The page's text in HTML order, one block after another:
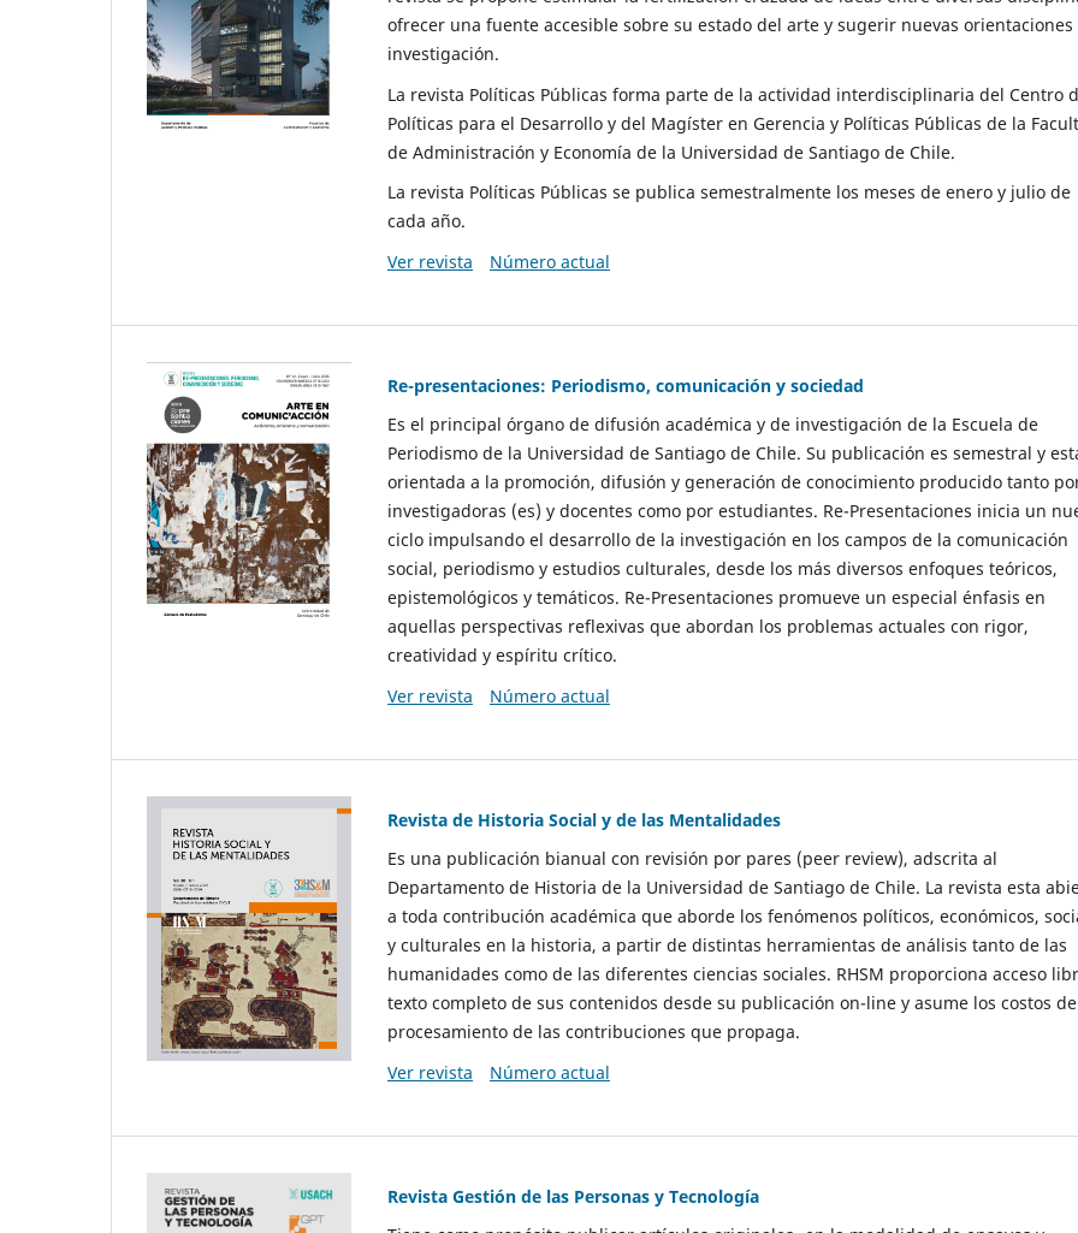
ofrecer una fuente accesible sobre su estado del arte y sugerir nuevas orientaciones
investigación.
La revista Políticas Públicas forma parte de la actividad interdisciplinaria del Centro
Políticas para el Desarrollo y del Magíster en Gerencia y Políticas Públicas de la
de Administración y Economía de la Universidad de Santiago de Chile.
La revista Políticas Públicas se publica semestralmente los meses de enero y julio de
cada año.
Ver revista
Número actual
Re-presentaciones: Periodismo, comunicación y sociedad
Es el principal órgano de difusión académica y de investigación de la Escuela de
Periodismo de la Universidad de Santiago de Chile. Su publicación es semestral y
orientada a la promoción, difusión y generación de conocimiento producido tanto
investigadoras (es) y docentes como por estudiantes. Re-Presentaciones inicia un
ciclo impulsando el desarrollo de la investigación en los campos de la comunicación
social, periodismo y estudios culturales, desde los más diversos enfoques teóricos,
epistemológicos y temáticos. Re-Presentaciones promueve un especial énfasis en
aquellas perspectivas reflexivas que abordan los problemas actuales con rigor,
creatividad y espíritu crítico.
Ver revista
Número actual
Revista de Historia Social y de las Mentalidades
Es una publicación bianual con revisión por pares (peer review), adscrita al
Departamento de Historia de la Universidad de Santiago de Chile. La revista esta
a toda contribución académica que aborde los fenómenos políticos, económicos,
y culturales en la historia, a partir de distintas herramientas de análisis tanto de las
humanidades como de las diferentes ciencias sociales. RHSM proporciona acceso
texto completo de sus contenidos desde su publicación on-line y asume los costos de
procesamiento de las contribuciones que propaga.
Ver revista
Número actual
Revista Gestión de las Personas y Tecnología